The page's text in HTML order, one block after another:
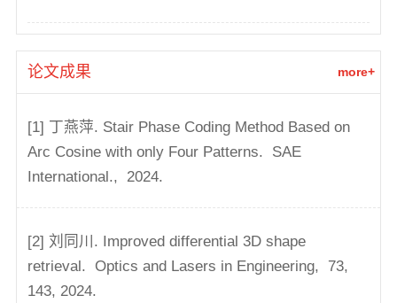
论文成果 more+
[1] 丁燕萍. Stair Phase Coding Method Based on
Arc Cosine with only Four Patterns.
SAE
International.,
2024.
[2] 刘同川. Improved differential 3D shape
retrieval. Optics and Lasers in Engineering,
73,
143, 2024.